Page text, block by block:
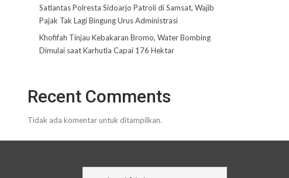
Satlantas Polresta Sidoarjo Patroli di Samsat, Wajib
Pajak Tak Lagi Bingung Urus Administrasi
Khofifah Tinjau Kebakaran Bromo, Water Bombing
Dimulai saat Karhutla Capai 176 Hektar
Recent Comments
Tidak ada komentar untuk ditampilkan.